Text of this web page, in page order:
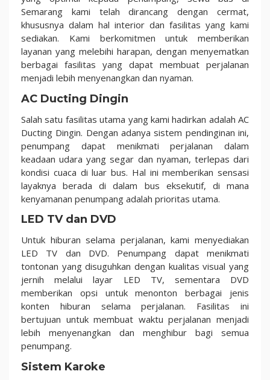
Semarang kami telah dirancang dengan cermat,
khususnya dalam hal interior dan fasilitas yang kami
sediakan. Kami berkomitmen untuk memberikan
layanan yang melebihi harapan, dengan menyematkan
berbagai fasilitas yang dapat membuat perjalanan
menjadi lebih menyenangkan dan nyaman.
AC Ducting Dingin
Salah satu fasilitas utama yang kami hadirkan adalah AC
Ducting Dingin. Dengan adanya sistem pendinginan ini,
penumpang dapat menikmati perjalanan dalam
keadaan udara yang segar dan nyaman, terlepas dari
kondisi cuaca di luar bus. Hal ini memberikan sensasi
layaknya berada di dalam bus eksekutif, di mana
kenyamanan penumpang adalah prioritas utama.
LED TV dan DVD
Untuk hiburan selama perjalanan, kami menyediakan
LED TV dan DVD. Penumpang dapat menikmati
tontonan yang disuguhkan dengan kualitas visual yang
jernih melalui layar LED TV, sementara DVD
memberikan opsi untuk menonton berbagai jenis
konten hiburan selama perjalanan. Fasilitas ini
bertujuan untuk membuat waktu perjalanan menjadi
lebih menyenangkan dan menghibur bagi semua
penumpang.
Sistem Karoke